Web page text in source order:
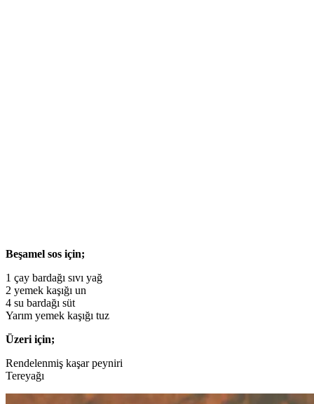
Beşamel sos için;
1 çay bardağı sıvı yağ
2 yemek kaşığı un
4 su bardağı süt
Yarım yemek kaşığı tuz
Üzeri için;
Rendelenmiş kaşar peyniri
Tereyağı